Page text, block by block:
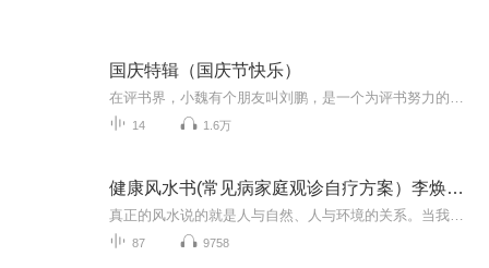
国庆特辑（国庆节快乐）
14 1.6万
健康风水书(常见病家庭观诊自疗方案）李焕平著
87 9758